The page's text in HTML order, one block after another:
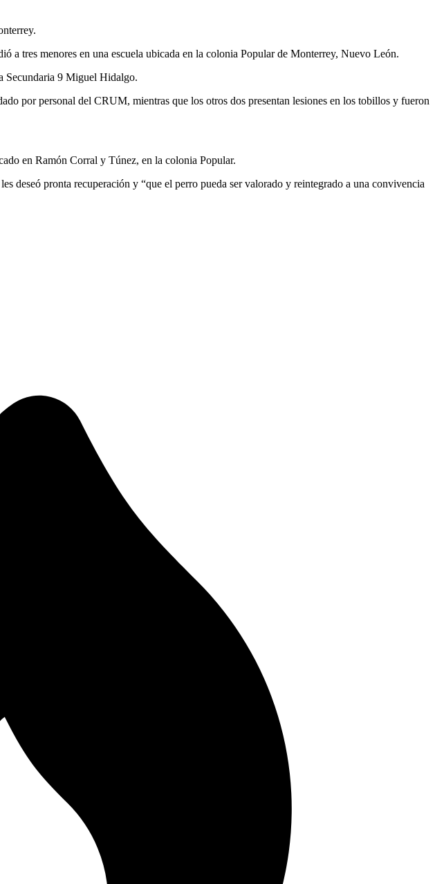
a tres menores en una escuela ubicada en la colonia Popular de Monterrey, Nuevo León.
Secundaria 9 Miguel Hidalgo.
por personal del CRUM, mientras que los otros dos presentan lesiones en los tobillos y fueron
en Ramón Corral y Túnez, en la colonia Popular.
deseó pronta recuperación y “que el perro pueda ser valorado y reintegrado a una convivencia